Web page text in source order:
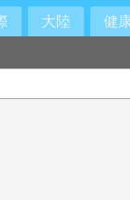
大陸 健